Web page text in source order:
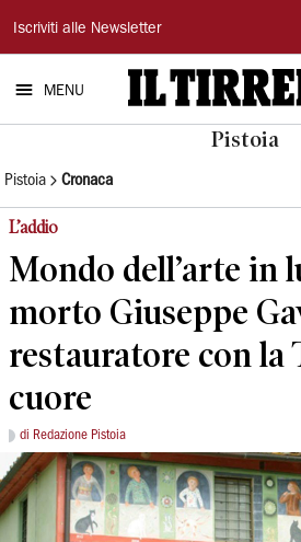
Il
Tirreno
Iscriviti alle Newsletter
MENU
Pistoia
Pistoia Cronaca
L’addio
Mondo dell’arte in
morto Giuseppe
restauratore con la
cuore
di Redazione Pistoia